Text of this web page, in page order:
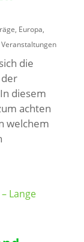
, Europa,
Veranstaltungen
die
der
diesem
achten
welchem